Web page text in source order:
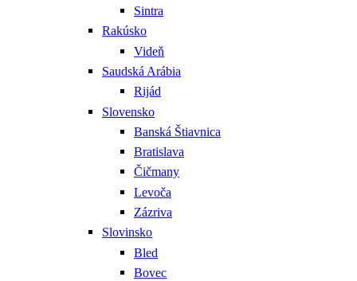
Sintra
Rakúsko
Videň
Saudská Arábia
Rijád
Slovensko
Banská Štiavnica
Bratislava
Čičmany
Levoča
Zázriva
Slovinsko
Bled
Bovec